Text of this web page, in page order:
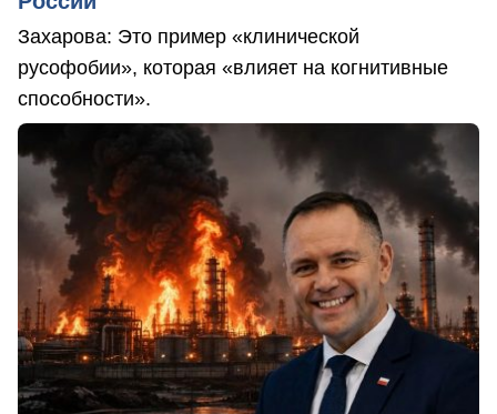
Захарова: Это пример «клинической
русофобии», которая «влияет на когнитивные
способности».